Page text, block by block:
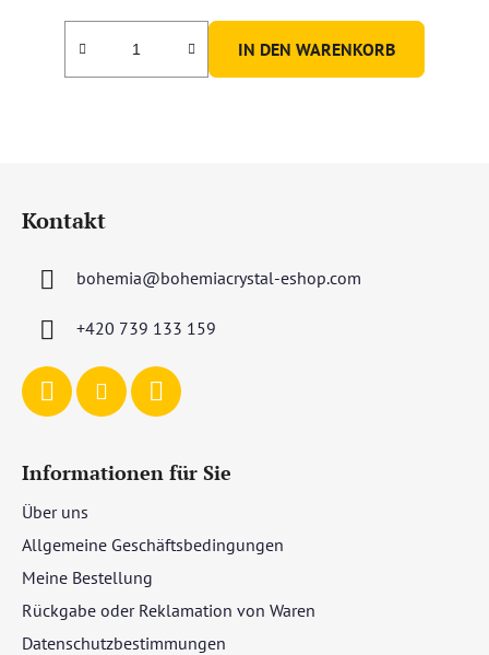
IN DEN WARENKORB
Kontakt
bohemia@bohemiacrystal-eshop.com
+420 739 133 159
Informationen für Sie
Über uns
Allgemeine Geschäftsbedingungen
Meine Bestellung
Rückgabe oder Reklamation von Waren
Datenschutzbestimmungen